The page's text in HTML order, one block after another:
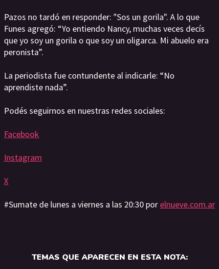
Pazos no tardó en responder: "Sos un gorila". A lo que
Funes agregó: “Yo entiendo Nancy, muchas veces decís
que yo soy un gorila o que soy un oligarca. Mi abuelo era
peronista”.
La periodista fue contundente al indicarle: “No
aprendiste nada”.
Podés seguirnos en nuestras redes sociales:
Facebook
Instagram
X
#Sumate de lunes a viernes a las 20:30 por elnueve.com.ar
TEMAS QUE APARECEN EN ESTA NOTA: